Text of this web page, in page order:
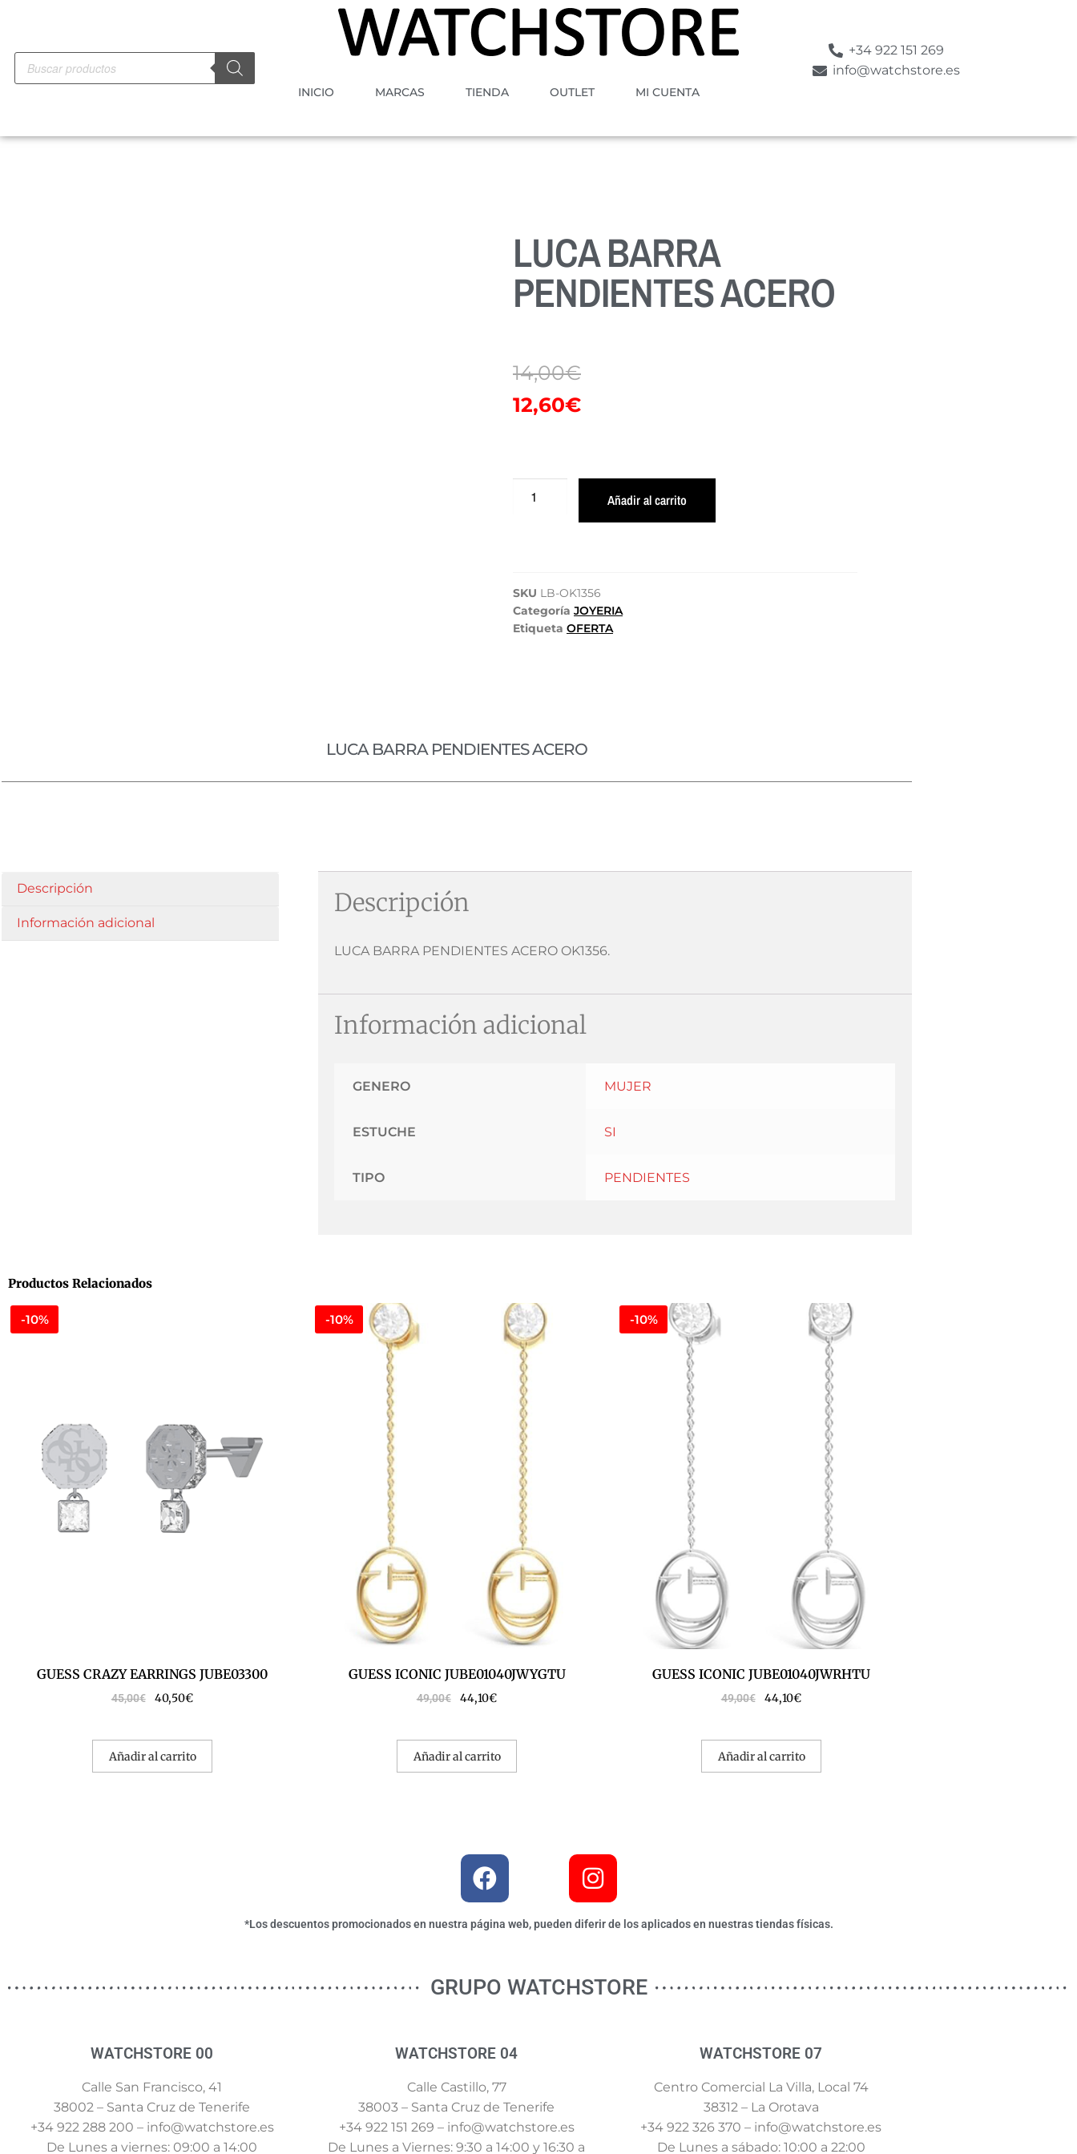
INICIO MARCAS TIENDA OUTLET MI CUENTA
+34 922 151 269
info@watchstore.es
LUCA BARRA
PENDIENTES ACERO
14,00€
12,60€
Añadir al carrito
SKU LB-OK1356
Categoría JOYERIA
Etiqueta OFERTA
LUCA BARRA PENDIENTES ACERO
Descripción
Información adicional
Descripción
LUCA BARRA PENDIENTES ACERO OK1356.
Información adicional
GENERO MUJER
ESTUCHE SI
TIPO PENDIENTES
Productos Relacionados
-10%
GUESS CRAZY EARRINGS JUBE03300
45,00€ 40,50€
Añadir al carrito
-10%
GUESS ICONIC JUBE01040JWYGTU
49,00€ 44,10€
Añadir al carrito
-10%
GUESS ICONIC JUBE01040JWRHTU
49,00€ 44,10€
Añadir al carrito
*Los descuentos promocionados en nuestra página web, pueden diferir de los aplicados en nuestras tiendas físicas.
GRUPO WATCHSTORE
WATCHSTORE 00
Calle San Francisco, 41
38002 – Santa Cruz de Tenerife
+34 922 288 200 – info@watchstore.es
De Lunes a viernes: 09:00 a 14:00
WATCHSTORE 04
Calle Castillo, 77
38003 – Santa Cruz de Tenerife
+34 922 151 269 – info@watchstore.es
De Lunes a Viernes: 9:30 a 14:00 y 16:30 a
WATCHSTORE 07
Centro Comercial La Villa, Local 74
38312 – La Orotava
+34 922 326 370 – info@watchstore.es
De Lunes a sábado: 10:00 a 22:00